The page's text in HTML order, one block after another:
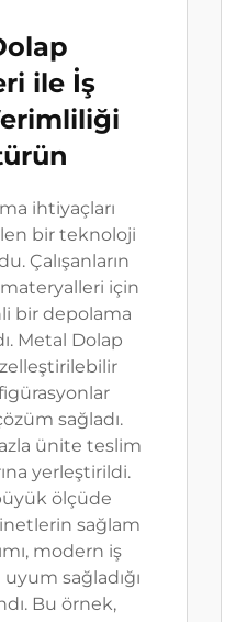
ile İş
ihtiyaçları
bir teknoloji
Çalışanların
materyalleri için
bir depolama
Metal Dolap
sağladı.
ünite teslim
yerleştirildi.
ölçüde
sağlam
modern iş
sağladığı
Bu örnek,